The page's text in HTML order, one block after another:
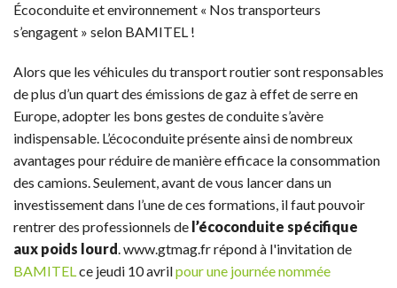
Écoconduite et environnement « Nos transporteurs
s’engagent » selon BAMITEL !
Alors que les véhicules du transport routier sont responsables
de plus d’un quart des émissions de gaz à effet de serre en
Europe, adopter les bons gestes de conduite s’avère
indispensable. L’écoconduite présente ainsi de nombreux
avantages pour réduire de manière efficace la consommation
des camions. Seulement, avant de vous lancer dans un
investissement dans l’une de ces formations, il faut pouvoir
rentrer des professionnels de l’écoconduite spécifique
aux poids lourd. www.gtmag.fr répond à l'invitation de
BAMITELce jeudi 10 avrilpour une journée nommée